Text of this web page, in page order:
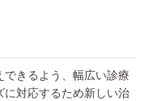
できるよう、幅広い診療
に対応するため新しい治